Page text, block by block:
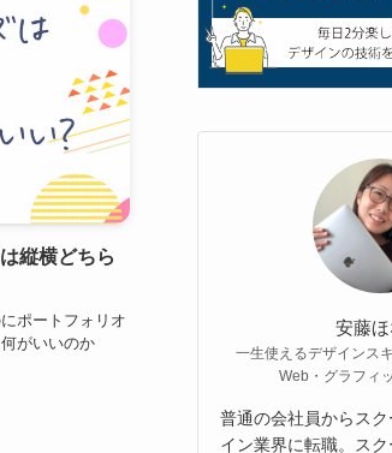
縦横どちら
ポートフォリオ
がいいのか
安藤
一生使えるデザインス
Web・グラフィ
普通の会社員からス
イン業界に転職。ス